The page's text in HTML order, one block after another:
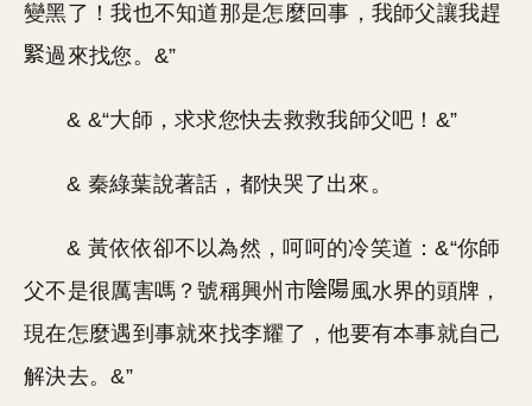
變黑了！我也不知道那是怎麼回事，我師父讓我趕
過來找您。&”
& &“大師，求求您快去救救我師父吧！&”
& 秦綠葉說著話，都快哭了出來。
& 黃依依卻不以為然，呵呵的冷笑道：&“你師
父不是很厲害嗎？號稱興州市
風水界的頭牌，
現在怎麼遇到事就來找李耀了，他要有本事就自己
解決去。&”